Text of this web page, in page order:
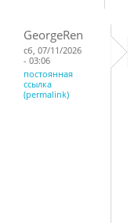
GeorgeRen
сб, 07/11/2026
- 03:06
постоянная
ссылка
(permalink)